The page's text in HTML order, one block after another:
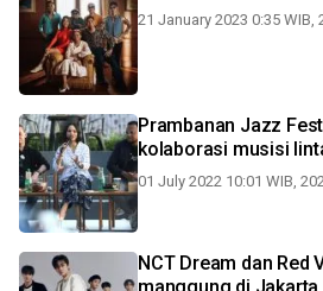
21 January 2023 0:35 WIB,
Prambanan Jazz
kolaborasi musisi
01 July 2022 10:01 WIB,
NCT Dream dan Red